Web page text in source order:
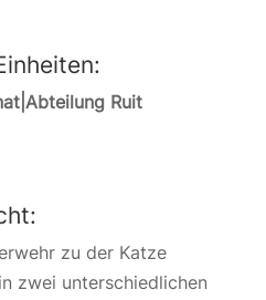
Ruit
zu der Katze
zwei unterschiedlichen